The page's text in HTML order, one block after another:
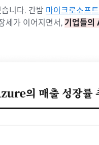
니다. 간밤 마이크로소프트
세가 이어지면서, 기업들의